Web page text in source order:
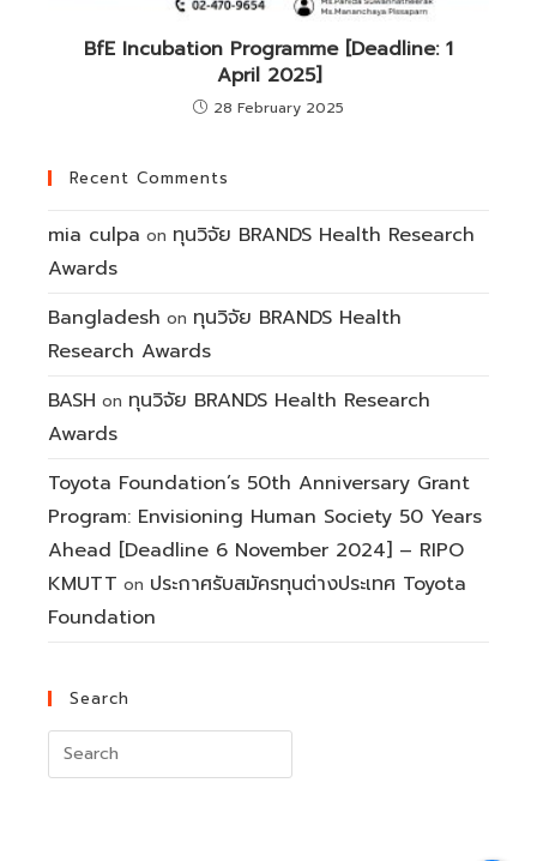
BfE Incubation Programme [Deadline: 1
April 2025]
28 February 2025
Recent Comments
mia culpa on ทุนวิจัย BRANDS Health Research
Awards
Bangladesh on ทุนวิจัย BRANDS Health
Research Awards
BASH on ทุนวิจัย BRANDS Health Research
Awards
Toyota Foundation’s 50th Anniversary Grant
Program: Envisioning Human Society 50 Years
Ahead [Deadline 6 November 2024] – RIPO
KMUTT on ประกาศรับสมัครทุนต่างประเทศ Toyota
Foundation
Search
Search
for: